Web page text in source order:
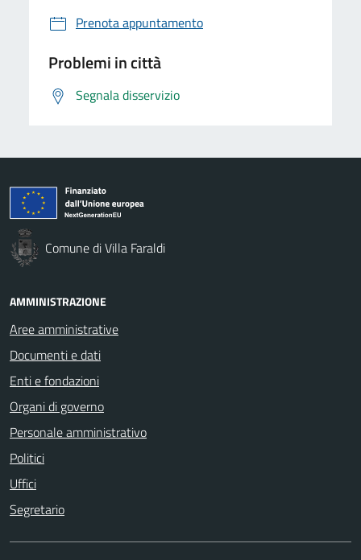
Prenota appuntamento
Problemi in città
Segnala disservizio
Comune di Villa Faraldi
AMMINISTRAZIONE
Aree amministrative
Documenti e dati
Enti e fondazioni
Organi di governo
Personale amministrativo
Politici
Uffici
Segretario